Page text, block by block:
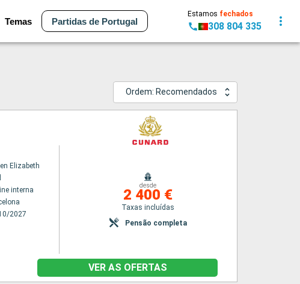
Temas Partidas de Portugal
Estamos fechados
308 804 335
Ordem: Recomendados
Elizabeth
interna
2027
desde
2 400 €
Taxas incluídas
Pensão completa
VER AS OFERTAS